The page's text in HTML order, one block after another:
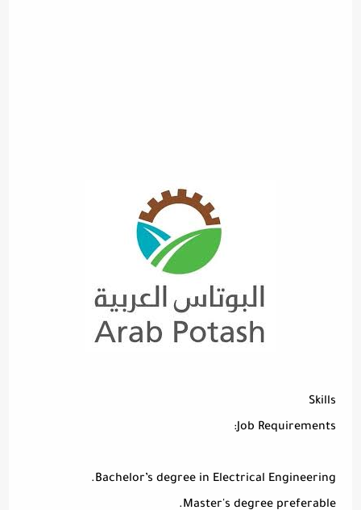
Skills
Job Requirements:
Bachelor’s degree in Electrical Engineering.
Master's degree preferable.